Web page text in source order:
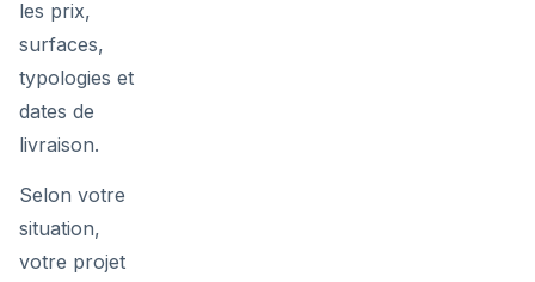
les prix,
surfaces,
typologies et
dates de
livraison.
Selon votre
situation,
votre projet